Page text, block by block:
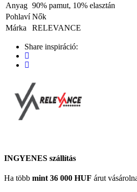
Anyag 90% pamut, 10% elasztán
Pohlaví Nők
Márka
RELEVANCE
Share inspiráció:
INGYENES szállítás
Ha több mint 36 000 HUF árut